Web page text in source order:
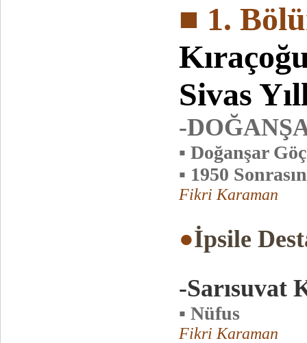
■ 1.
Sivas
-
▪ Doğanşar
▪ 1950
Fikri Karaman
●İpsile
-Sarısuvat
▪ Nüfus
Fikri Karaman